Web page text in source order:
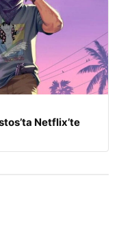
Netflix’te